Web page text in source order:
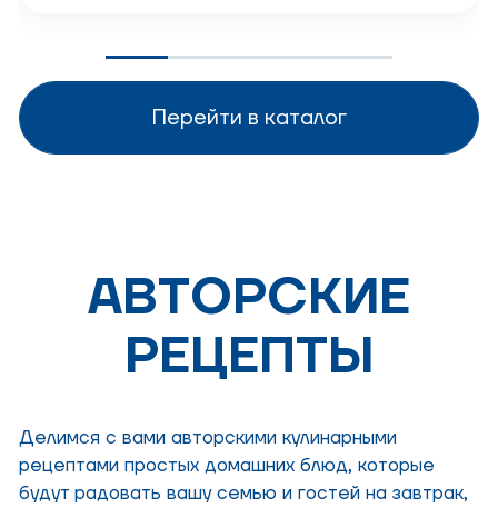
Перейти в каталог
АВТОРСКИЕ
РЕЦЕПТЫ
Делимся с вами авторскими кулинарными
рецептами простых домашних блюд, которые
будут радовать вашу семью и гостей на завтрак,